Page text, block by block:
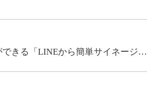
きる「LINEから簡単サイネージ…